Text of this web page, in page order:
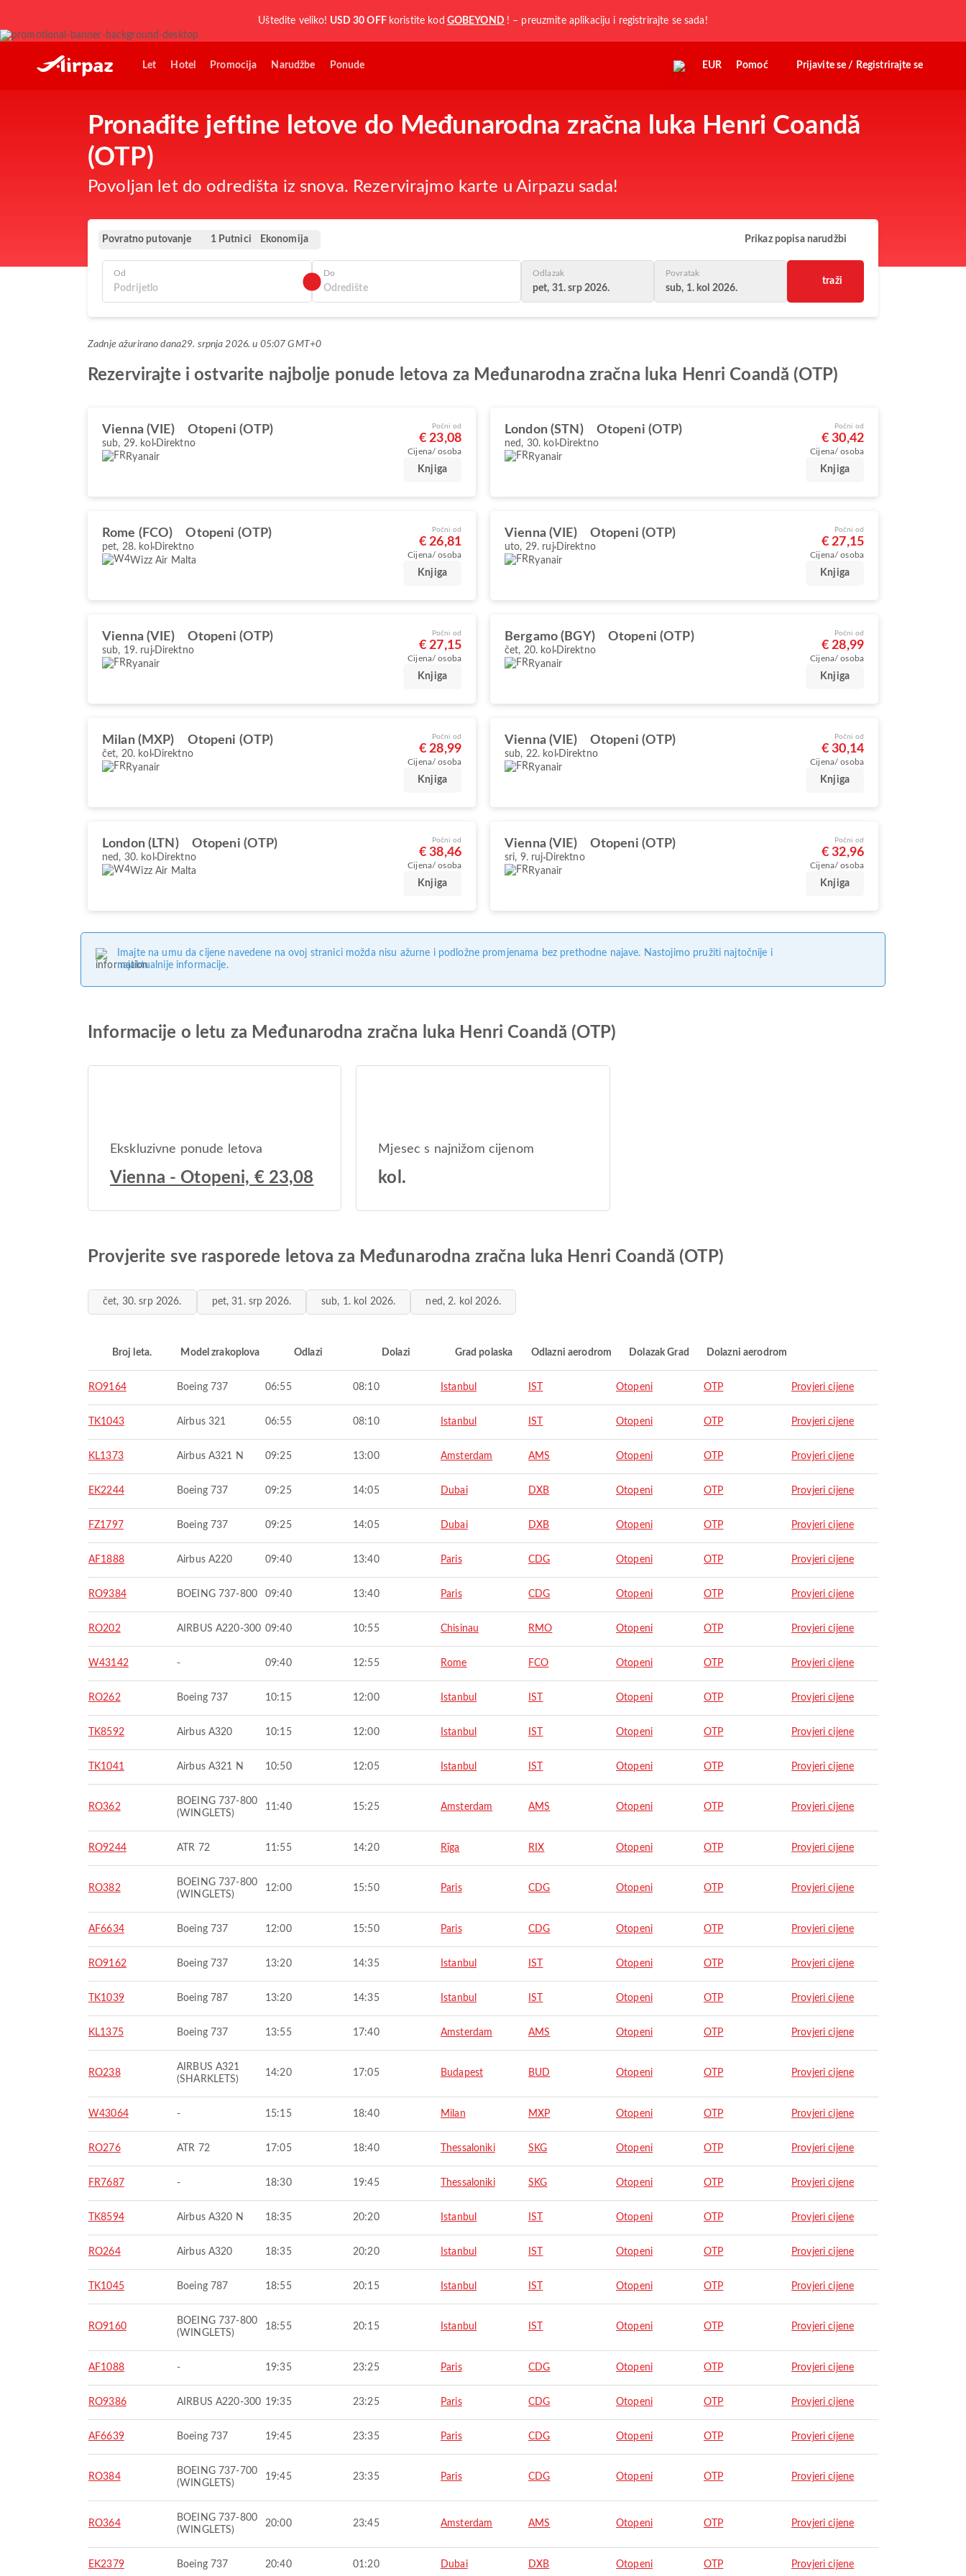
Uštedite veliko! USD 30 OFF koristite kod GOBEYOND ! – preuzmite aplikaciju i registrirajte se sada!
Let Hotel Promocija Narudžbe Ponude EUR Pomoć Prijavite se / Registrirajte se
Pronađite jeftine letove do Međunarodna zračna luka Henri Coandă
(OTP)
Povoljan let do odredišta iz snova. Rezervirajmo karte u Airpazu sada!
Povratno putovanje 1 Putnici Ekonomija Prikaz popisa narudžbi
Od Do Odlazak
pet, 31. srp 2026.
Povratak
sub, 1. kol 2026.
traži
Zadnje ažurirano dana29. srpnja 2026. u 05:07 GMT+0
Rezervirajte i ostvarite najbolje ponude letova za Međunarodna zračna luka Henri Coandă (OTP)
Vienna (VIE) Otopeni (OTP)
sub, 29. kol Direktno
Ryanair
Počni od
€ 23,08
Cijena/ osoba
Knjiga
London (STN) Otopeni (OTP)
ned, 30. kol Direktno
Ryanair
Počni od
€ 30,42
Cijena/ osoba
Knjiga
Rome (FCO) Otopeni (OTP)
pet, 28. kol Direktno
Wizz Air Malta
Počni od
€ 26,81
Cijena/ osoba
Knjiga
Vienna (VIE) Otopeni (OTP)
uto, 29. ruj Direktno
Ryanair
Počni od
€ 27,15
Cijena/ osoba
Knjiga
Vienna (VIE) Otopeni (OTP)
sub, 19. ruj Direktno
Ryanair
Počni od
€ 27,15
Cijena/ osoba
Knjiga
Bergamo (BGY) Otopeni (OTP)
čet, 20. kol Direktno
Ryanair
Počni od
€ 28,99
Cijena/ osoba
Knjiga
Milan (MXP) Otopeni (OTP)
čet, 20. kol Direktno
Ryanair
Počni od
€ 28,99
Cijena/ osoba
Knjiga
Vienna (VIE) Otopeni (OTP)
sub, 22. kol Direktno
Ryanair
Počni od
€ 30,14
Cijena/ osoba
Knjiga
London (LTN) Otopeni (OTP)
ned, 30. kol Direktno
Wizz Air Malta
Počni od
€ 38,46
Cijena/ osoba
Knjiga
Vienna (VIE) Otopeni (OTP)
sri, 9. ruj Direktno
Ryanair
Počni od
€ 32,96
Cijena/ osoba
Knjiga
Imajte na umu da cijene navedene na ovoj stranici možda nisu ažurne i podložne promjenama bez prethodne najave. Nastojimo pružiti najtočnije i
najaktualnije informacije.
Informacije o letu za Međunarodna zračna luka Henri Coandă (OTP)
Ekskluzivne ponude letova
Vienna - Otopeni, € 23,08
Mjesec s najnižom cijenom
kol.
Provjerite sve rasporede letova za Međunarodna zračna luka Henri Coandă (OTP)
čet, 30. srp 2026. pet, 31. srp 2026. sub, 1. kol 2026. ned, 2. kol 2026.
Broj leta. Model zrakoplova Odlazi Dolazi Grad polaska Odlazni aerodrom Dolazak Grad Dolazni aerodrom
RO9164 Boeing 737 06:55 08:10 Istanbul IST Otopeni OTP Provjeri cijene
TK1043 Airbus 321 06:55 08:10 Istanbul IST Otopeni OTP Provjeri cijene
KL1373 Airbus A321 N 09:25 13:00 Amsterdam AMS Otopeni OTP Provjeri cijene
EK2244 Boeing 737 09:25 14:05 Dubai DXB Otopeni OTP Provjeri cijene
FZ1797 Boeing 737 09:25 14:05 Dubai DXB Otopeni OTP Provjeri cijene
AF1888 Airbus A220 09:40 13:40 Paris CDG Otopeni OTP Provjeri cijene
RO9384 BOEING 737-800 09:40 13:40 Paris CDG Otopeni OTP Provjeri cijene
RO202 AIRBUS A220-300 09:40 10:55 Chisinau RMO Otopeni OTP Provjeri cijene
W43142 - 09:40 12:55 Rome FCO Otopeni OTP Provjeri cijene
RO262 Boeing 737 10:15 12:00 Istanbul IST Otopeni OTP Provjeri cijene
TK8592 Airbus A320 10:15 12:00 Istanbul IST Otopeni OTP Provjeri cijene
TK1041 Airbus A321 N 10:50 12:05 Istanbul IST Otopeni OTP Provjeri cijene
RO362
BOEING 737-800
(WINGLETS)
11:40 15:25 Amsterdam AMS Otopeni OTP Provjeri cijene
RO9244 ATR 72 11:55 14:20 Rīga RIX Otopeni OTP Provjeri cijene
RO382
BOEING 737-800
(WINGLETS)
12:00 15:50 Paris CDG Otopeni OTP Provjeri cijene
AF6634 Boeing 737 12:00 15:50 Paris CDG Otopeni OTP Provjeri cijene
RO9162 Boeing 737 13:20 14:35 Istanbul IST Otopeni OTP Provjeri cijene
TK1039 Boeing 787 13:20 14:35 Istanbul IST Otopeni OTP Provjeri cijene
KL1375 Boeing 737 13:55 17:40 Amsterdam AMS Otopeni OTP Provjeri cijene
RO238
AIRBUS A321
(SHARKLETS)
14:20 17:05 Budapest BUD Otopeni OTP Provjeri cijene
W43064 - 15:15 18:40 Milan MXP Otopeni OTP Provjeri cijene
RO276 ATR 72 17:05 18:40 Thessaloniki SKG Otopeni OTP Provjeri cijene
FR7687 - 18:30 19:45 Thessaloniki SKG Otopeni OTP Provjeri cijene
TK8594 Airbus A320 N 18:35 20:20 Istanbul IST Otopeni OTP Provjeri cijene
RO264 Airbus A320 18:35 20:20 Istanbul IST Otopeni OTP Provjeri cijene
TK1045 Boeing 787 18:55 20:15 Istanbul IST Otopeni OTP Provjeri cijene
RO9160
BOEING 737-800
(WINGLETS)
18:55 20:15 Istanbul IST Otopeni OTP Provjeri cijene
AF1088 - 19:35 23:25 Paris CDG Otopeni OTP Provjeri cijene
RO9386 AIRBUS A220-300 19:35 23:25 Paris CDG Otopeni OTP Provjeri cijene
AF6639 Boeing 737 19:45 23:35 Paris CDG Otopeni OTP Provjeri cijene
RO384
BOEING 737-700
(WINGLETS)
19:45 23:35 Paris CDG Otopeni OTP Provjeri cijene
RO364
BOEING 737-800
(WINGLETS)
20:00 23:45 Amsterdam AMS Otopeni OTP Provjeri cijene
EK2379 Boeing 737 20:40 01:20 Dubai DXB Otopeni OTP Provjeri cijene